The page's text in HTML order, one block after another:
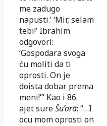
me zadugo
napusti.’ ‘Mir, selam
tebi!’ Ibrahim
odgovori:
‘Gospodara svoga
ću moliti da ti
oprosti. On je
doista dobar pre­ma
meni!’” Kao i 86.
ajet sureŠu’arā: “…I
ocu mom oprosti on